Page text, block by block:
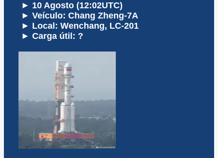
► 10 Agosto (12:02UTC)
► Veículo: Chang Zheng-7A
► Local: Wenchang, LC-201
► Carga útil: ?